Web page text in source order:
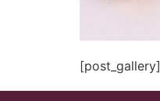
[post_gallery]